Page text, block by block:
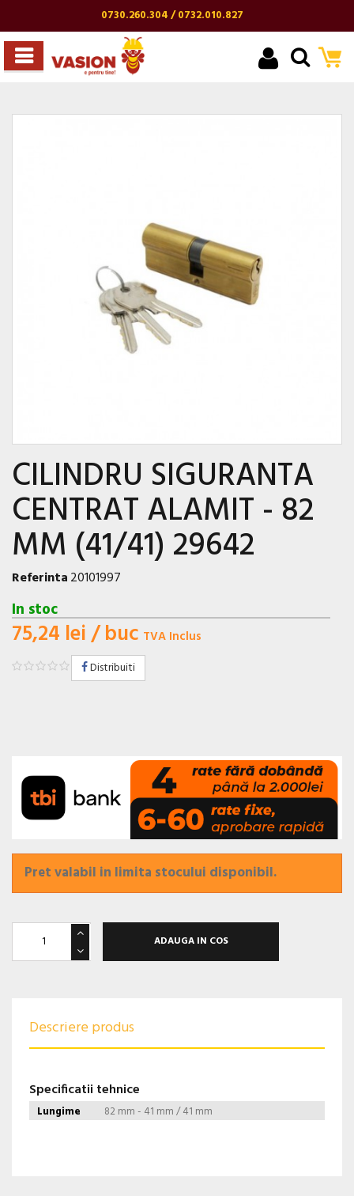
0730.260.304 / 0732.010.827
CILINDRU SIGURANTA
CENTRAT ALAMIT - 82
MM (41/41) 29642
Referinta20101997
In stoc
75,24 lei/ buc TVA Inclus
Distribuiti
Pret valabil in limita stocului disponibil.
ADAUGA IN COS
Descriere produs
Specificatii tehnice
Lungime 82 mm - 41 mm / 41 mm